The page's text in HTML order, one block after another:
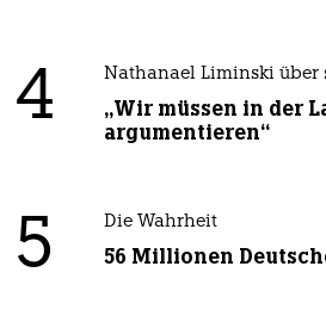
4 Nathanael Liminski über
„Wir müssen in der
argumentieren“
5 Die Wahrheit
56 Millionen